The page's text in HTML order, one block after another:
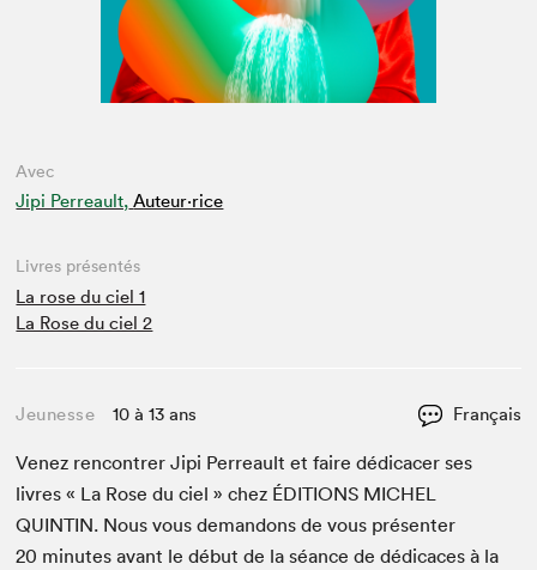
Avec
Jipi Perreault, Auteur·rice
Livres présentés
La rose du ciel 1
La Rose du ciel 2
Jeunesse 10 à 13 ans Français
Venez ren­con­tr­er Jipi Per­reault et faire dédi­cac­er ses
livres « La Rose du ciel » chez ÉDI­TIONS MICHEL
QUINTIN. Nous vous deman­dons de vous présen­ter
20 min­utes avant le début de la séance de dédi­caces à la